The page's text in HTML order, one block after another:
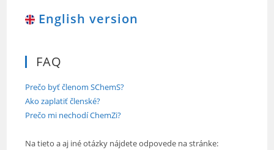
English version
FAQ
Prečo byť členom SChemS?
Ako zaplatiť členské?
Prečo mi nechodí ChemZi?
Na tieto a aj iné otázky nájdete odpovede na stránke: